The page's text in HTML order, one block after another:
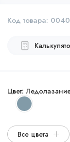
Код товара:
Цвет:
Все цвета